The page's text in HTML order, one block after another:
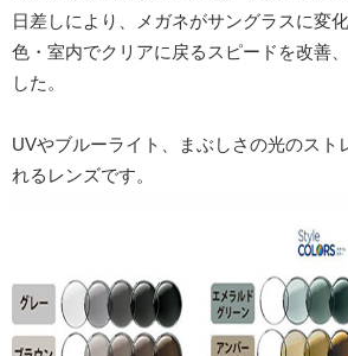
日差しにより、メガネがサングラスに変
色・室内でクリアに戻るスピードを改善
した。
UVやブルーライト、まぶしさの光のスト
れるレンズです。